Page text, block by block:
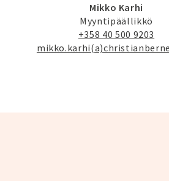
Mikko Karhi
Myyntipäällikkö
+358 40 500 9203